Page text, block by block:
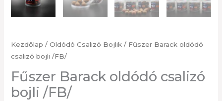
Kezdőlap /Oldódó Csalizó Bojlik / Fűszer Barack oldódó
csalizó bojli /FB/
Fűszer Barack oldódó csalizó
bojli /FB/